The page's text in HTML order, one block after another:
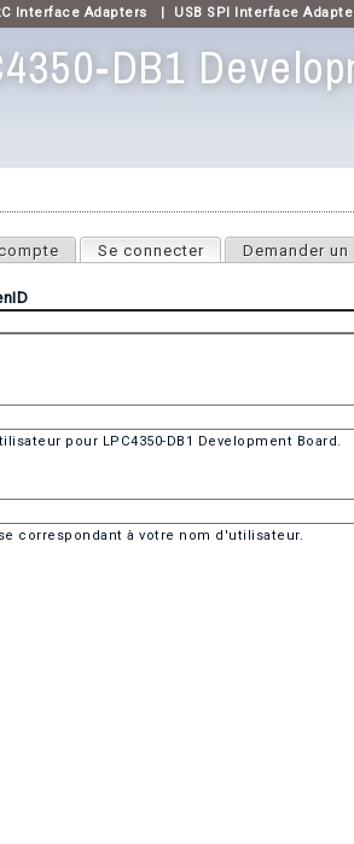
Interface Adapters | USB SPI Interface
DB1
Se connecter (onglet actif)
Demander
pour LPC4350-DB1 Development Board.
correspondant à votre nom d'utilisateur.